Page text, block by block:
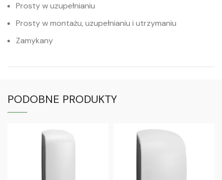
Prosty w uzupełnianiu
Prosty w montażu, uzupełnianiu i utrzymaniu
Zamykany
PODOBNE PRODUKTY